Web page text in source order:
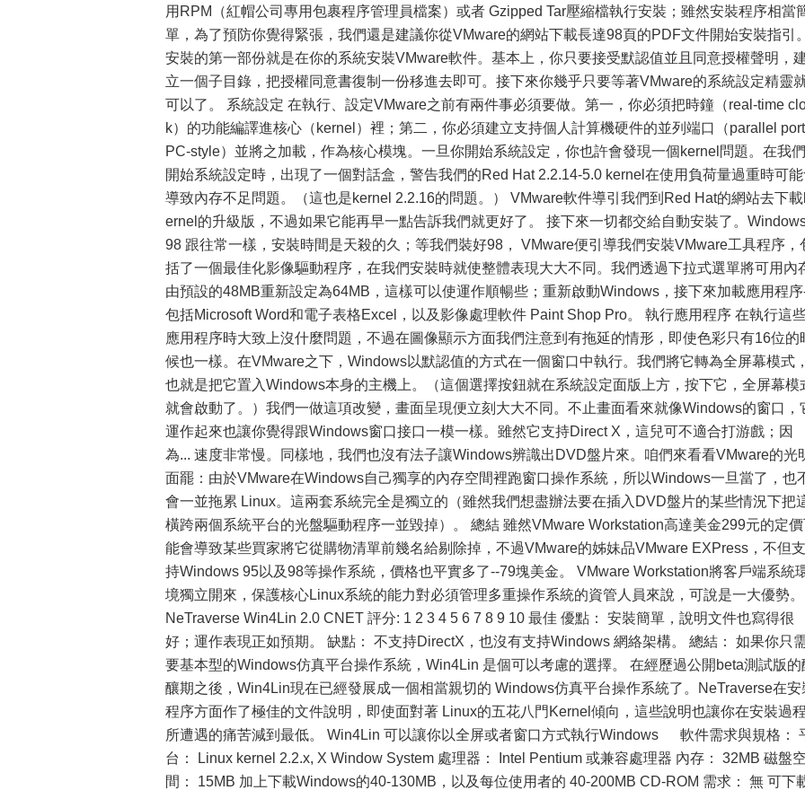
用RPM（紅帽公司專用包裹程序管理員檔案）或者 Gzipped Tar壓縮檔執行安裝；雖然安裝程序相當
單，為了預防你覺得緊張，我們還是建議你從VMware的網站下載長達98頁的PDF文件開始安裝指引。
安裝的第一部份就是在你的系統安裝VMware軟件。基本上，你只要接受默認值並且同意授權聲明，
立一個子目錄，把授權同意書復制一份移進去即可。接下來你幾乎只要等著VMware的系統設定精靈
可以了。 系統設定 在執行、設定VMware之前有兩件事必須要做。第一，你必須把時鐘（real-time
k）的功能編譯進核心（kernel）裡；第二，你必須建立支持個人計算機硬件的並列端口（parallel port
PC-style）並將之加載，作為核心模塊。一旦你開始系統設定，你也許會發現一個kernel問題。在我們
開始系統設定時，出現了一個對話盒，警告我們的Red Hat 2.2.14-5.0 kernel在使用負荷量過重時可能
導致內存不足問題。（這也是kernel 2.2.16的問題。） VMware軟件導引我們到Red Hat的網站去下
ernel的升級版，不過如果它能再早一點告訴我們就更好了。 接下來一切都交給自動安裝了。
98 跟往常一樣，安裝時間是天殺的久；等我們裝好98， VMware便引導我們安裝VMware工具程序，
括了一個最佳化影像驅動程序，在我們安裝時就使整體表現大大不同。我們透過下拉式選單將可用內
由預設的48MB重新設定為64MB，這樣可以使運作順暢些；重新啟動Windows，接下來加載應用程
包括Microsoft Word和電子表格Excel，以及影像處理軟件 Paint Shop Pro。 執行應用程序 在執行這
應用程序時大致上沒什麼問題，不過在圖像顯示方面我們注意到有拖延的情形，即使色彩只有16位的
候也一樣。在VMware之下，Windows以默認值的方式在一個窗口中執行。我們將它轉為全屏幕模式，
也就是把它置入Windows本身的主機上。（這個選擇按鈕就在系統設定面版上方，按下它，全屏幕模
就會啟動了。）我們一做這項改變，畫面呈現便立刻大大不同。不止畫面看來就像Windows的窗口，
運作起來也讓你覺得跟Windows窗口接口一模一樣。雖然它支持Direct X，這兒可不適合打游戲；因
為... 速度非常慢。同樣地，我們也沒有法子讓Windows辨識出DVD盤片來。咱們來看看VMware的光
面罷：由於VMware在Windows自己獨享的內存空間裡跑窗口操作系統，所以Windows一旦當了，也
會一並拖累 Linux。這兩套系統完全是獨立的（雖然我們想盡辦法要在插入DVD盤片的某些情況下把
橫跨兩個系統平台的光盤驅動程序一並毀掉）。 總結 雖然VMware Workstation高達美金299元的定
能會導致某些買家將它從購物清單前幾名給剔除掉，不過VMware的姊妹品VMware EXPress，不但支
持Windows 95以及98等操作系統，價格也平實多了--79塊美金。 VMware Workstation將客戶端系統
境獨立開來，保護核心Linux系統的能力對必須管理多重操作系統的資管人員來說，可說是一大優勢。
NeTraverse Win4Lin 2.0 CNET 評分: 1 2 3 4 5 6 7 8 9 10 最佳 優點： 安裝簡單，說明文件也寫得很
好；運作表現正如預期。 缺點： 不支持DirectX，也沒有支持Windows 網絡架構。 總結： 如果你只
要基本型的Windows仿真平台操作系統，Win4Lin 是個可以考慮的選擇。 在經歷過公開beta測試版的
釀期之後，Win4Lin現在已經發展成一個相當親切的 Windows仿真平台操作系統了。NeTraverse在安
程序方面作了極佳的文件說明，即使面對著 Linux的五花八門Kernel傾向，這些說明也讓你在安裝過程
所遭遇的痛苦減到最低。 Win4Lin 可以讓你以全屏或者窗口方式執行Windows 軟件需求與規格：
台： Linux kernel 2.2.x, X Window System 處理器： Intel Pentium 或兼容處理器 內存： 32MB 磁盤空
間： 15MB 加上下載Windows的40-130MB，以及每位使用者的 40-200MB CD-ROM 需求： 無 可下